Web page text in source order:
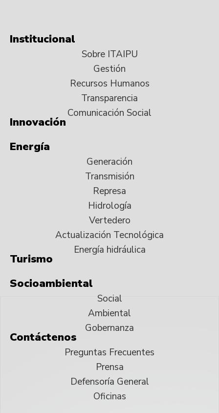
Institucional
Sobre ITAIPU
Gestión
Recursos Humanos
Transparencia
Comunicación Social
Innovación
Energía
Generación
Transmisión
Represa
Hidrología
Vertedero
Actualización Tecnológica
Energía hidráulica
Turismo
Socioambiental
Social
Ambiental
Gobernanza
Contáctenos
Preguntas Frecuentes
Prensa
Defensoría General
Oficinas